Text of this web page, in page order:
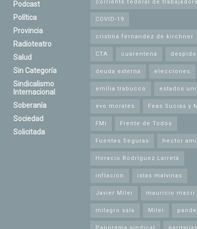
Podcast
Política
Provincia
Radioteatro
Salud
Sin Categoría
Sindicalismo
Internacional
Soberanía
Sociedad
Solicitada
corriente federal de
COVID-19
cristina fernandez de kirchner
CTA cuarentena
deuda externa elecciones
emilia trabucco estados
evo morales Feas Sucias y
FMI Frente de Todos
Fuentes Seguras hector
Horacio Rodríguez Larreta
inflación islas malvinas
Javier Milei mauricio macri
milagro sala Milei
Panorama sindical paritarias